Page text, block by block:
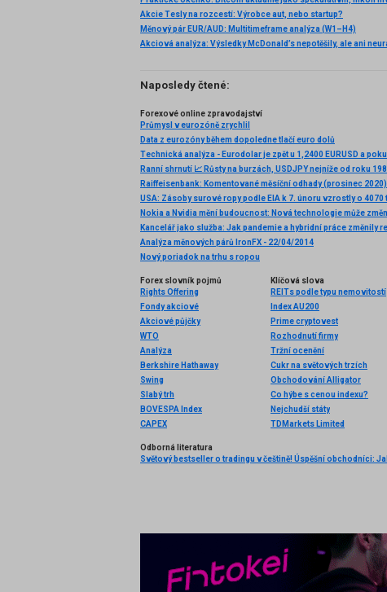
Akcie Tesly na rozcestí: Výrobce aut, nebo startup?
Měnový pár EUR/AUD: Multitimeframe analýza (W1–H4)
Naposledy čtené:
Forexové online zpravodajství
Průmysl v eurozóně zrychlil
Data z eurozóny během dopoledne tlačí euro dolů
Raiffeisenbank: Komentované měsíční odhady (prosinec 2020)
Analýza měnových párů IronFX - 22/04/2014
Nový poriadok na trhu s ropou
Forex slovník pojmů
Rights Offering
Fondy akciové
Akciové půjčky
WTO
Analýza
Berkshire Hathaway
Swing
Slabý trh
BOVESPA Index
CAPEX
Klíčová slova
REITs podle typu nemovitostí
Index AU200
Prime cryptovest
Rozhodnutí firmy
Tržní ocenění
Cukr na světových trzích
Obchodování Alligator
Co hýbe s cenou indexu?
Nejchudší státy
TDMarkets Limited
Odborná literatura